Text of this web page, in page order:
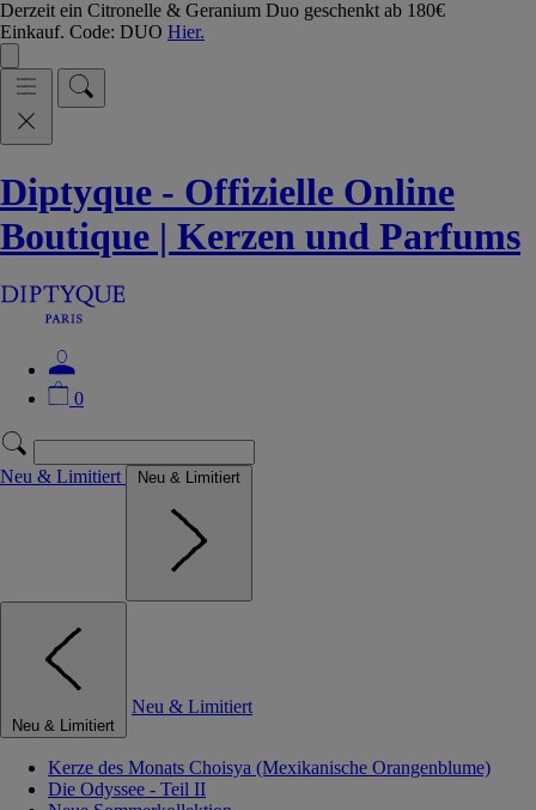
Derzeit ein Citronelle & Geranium Duo geschenkt ab 180€
Einkauf. Code: DUO Hier.
Diptyque - Offizielle Online
Boutique | Kerzen und Parfums
0
Neu & Limitiert Neu & Limitiert
Neu & Limitiert
Neu & Limitiert
Kerze des Monats Choisya (Mexikanische Orangenblume)
Die Odyssee - Teil II